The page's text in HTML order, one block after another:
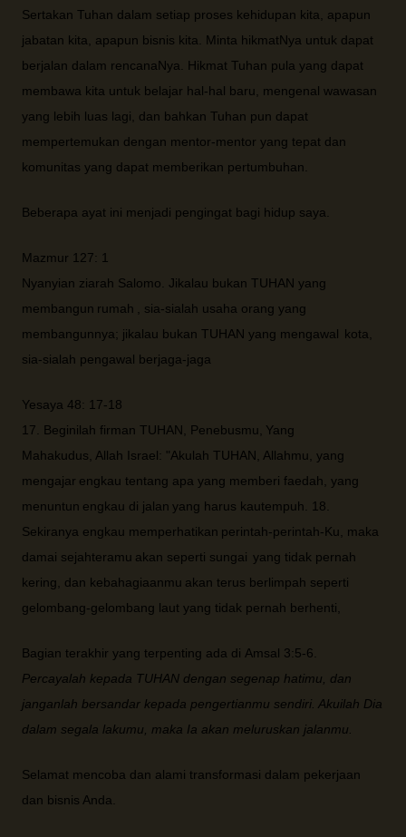
Sertakan Tuhan dalam setiap proses kehidupan kita, apapun
jabatan kita, apapun bisnis kita. Minta hikmatNya untuk dapat
berjalan dalam rencanaNya. Hikmat Tuhan pula yang dapat
membawa kita untuk belajar hal-hal baru, mengenal wawasan
yang lebih luas lagi, dan bahkan Tuhan pun dapat
mempertemukan dengan mentor-mentor yang tepat dan
komunitas yang dapat memberikan pertumbuhan.
Beberapa ayat ini menjadi pengingat bagi hidup saya.
Mazmur 127: 1
Nyanyian ziarah Salomo. Jikalau bukan TUHAN yang
membangun rumah
, sia-sialah usaha orang yang
membangunnya; jikalau bukan TUHAN yang mengawal kota,
sia-sialah pengawal berjaga-jaga
Yesaya 48: 17-18
17 . Beginilah firman TUHAN, Penebusmu, Yang
Mahakudus, Allah Israel: "Akulah TUHAN, Allahmu, yang
mengajar engkau tentang apa yang memberi faedah, yang
menuntun engkau di jalan yang harus kautempuh.
18.
Sekiranya engkau memperhatikan perintah-perintah-Ku, maka
damai sejahteramu akan seperti sungai yang tidak pernah
kering, dan kebahagiaanmu akan terus berlimpah seperti
gelombang-gelombang laut yang tidak pernah berhenti,
Bagian terakhir yang terpenting ada di Amsal 3:5-6.
Percayalah kepada TUHAN dengan segenap hatimu, dan
janganlah bersandar kepada pengertianmu sendiri. Akuilah Dia
dalam segala lakumu, maka Ia akan meluruskan jalanmu.
Selamat mencoba dan alami transformasi dalam pekerjaan
dan bisnis Anda.